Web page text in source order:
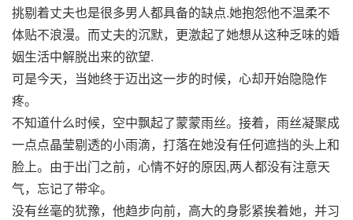
挑剔着丈夫也是很多男人都具备的缺点.她抱怨他不温柔不
体贴不浪漫。而丈夫的沉默，更激起了她想从这种乏味的婚
姻生活中解脱出来的欲望.
可是今天，当她终于迈出这一步的时候，心却开始隐隐作
疼。
不知道什么时候，空中飘起了蒙蒙雨丝。接着，雨丝凝聚成
一点点晶莹剔透的小雨滴，打落在她没有任何遮挡的头上和
脸上。由于出门之前，心情不好的原因,两人都没有注意天
气，忘记了带伞。
没有丝毫的犹豫，他趋步向前，高大的身影紧挨着她，并习